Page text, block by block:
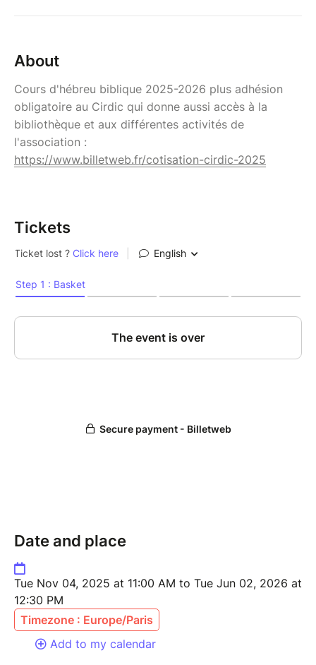
About
Cours d'hébreu biblique 2025-2026 plus adhésion
obligatoire au Cirdic qui donne aussi accès à la
bibliothèque et aux différentes activités de
l'association :
https://www.billetweb.fr/cotisation-cirdic-2025
Tickets
Date and place
Tue Nov 04, 2025 at 11:00 AM to Tue Jun 02, 2026 at
12:30 PM
Timezone : Europe/Paris
Add to my calendar